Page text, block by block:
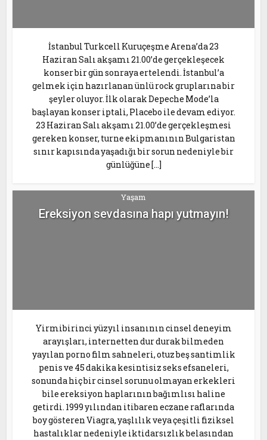
İstanbul Turkcell Kuruçeşme Arena’da 23
Haziran Salı akşamı 21.00’de gerçekleşecek
konser bir gün sonraya ertelendi. İstanbul’a
gelmek için hazırlanan ünlü rock gruplarına bir
şeyler oluyor. İlk olarak Depeche Mode’la
başlayan konser iptali, Placebo ile devam ediyor.
23 Haziran Salı akşamı 21.00’de gerçekleşmesi
gereken konser, turne ekipmanının Bulgaristan
sınır kapısında yaşadığı bir sorun nedeniyle bir
günlüğüne […]
Yaşam
Ereksiyon sevdasına hapı yutmayın!
Yirmibirinci yüzyıl insanının cinsel deneyim
arayışları, internetten dur durak bilmeden
yayılan porno film sahneleri, otuz beş santimlik
penis ve 45 dakika kesintisiz seks efsaneleri,
sonunda hiç bir cinsel sorunu olmayan erkekleri
bile ereksiyon haplarının bağımlısı haline
getirdi. 1999 yılından itibaren eczane raflarında
boy gösteren Viagra, yaşlılık veya çeşitli fiziksel
hastalıklar nedeniyle iktidarsızlık belasından